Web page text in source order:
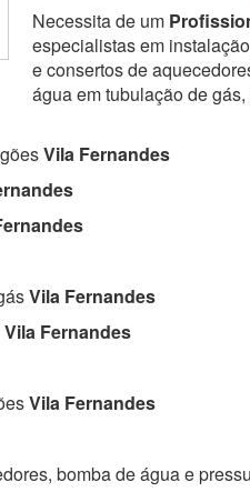
Necessita de um
especialistas em
e consertos de
água em tubulação de
Vila Fernandes
Vila Fernandes
Vila Fernandes
Vila Fernandes
bomba de água e